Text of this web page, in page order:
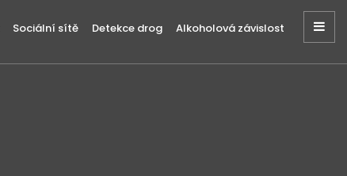
Sociální sítě Detekce drog Alkoholová závislost